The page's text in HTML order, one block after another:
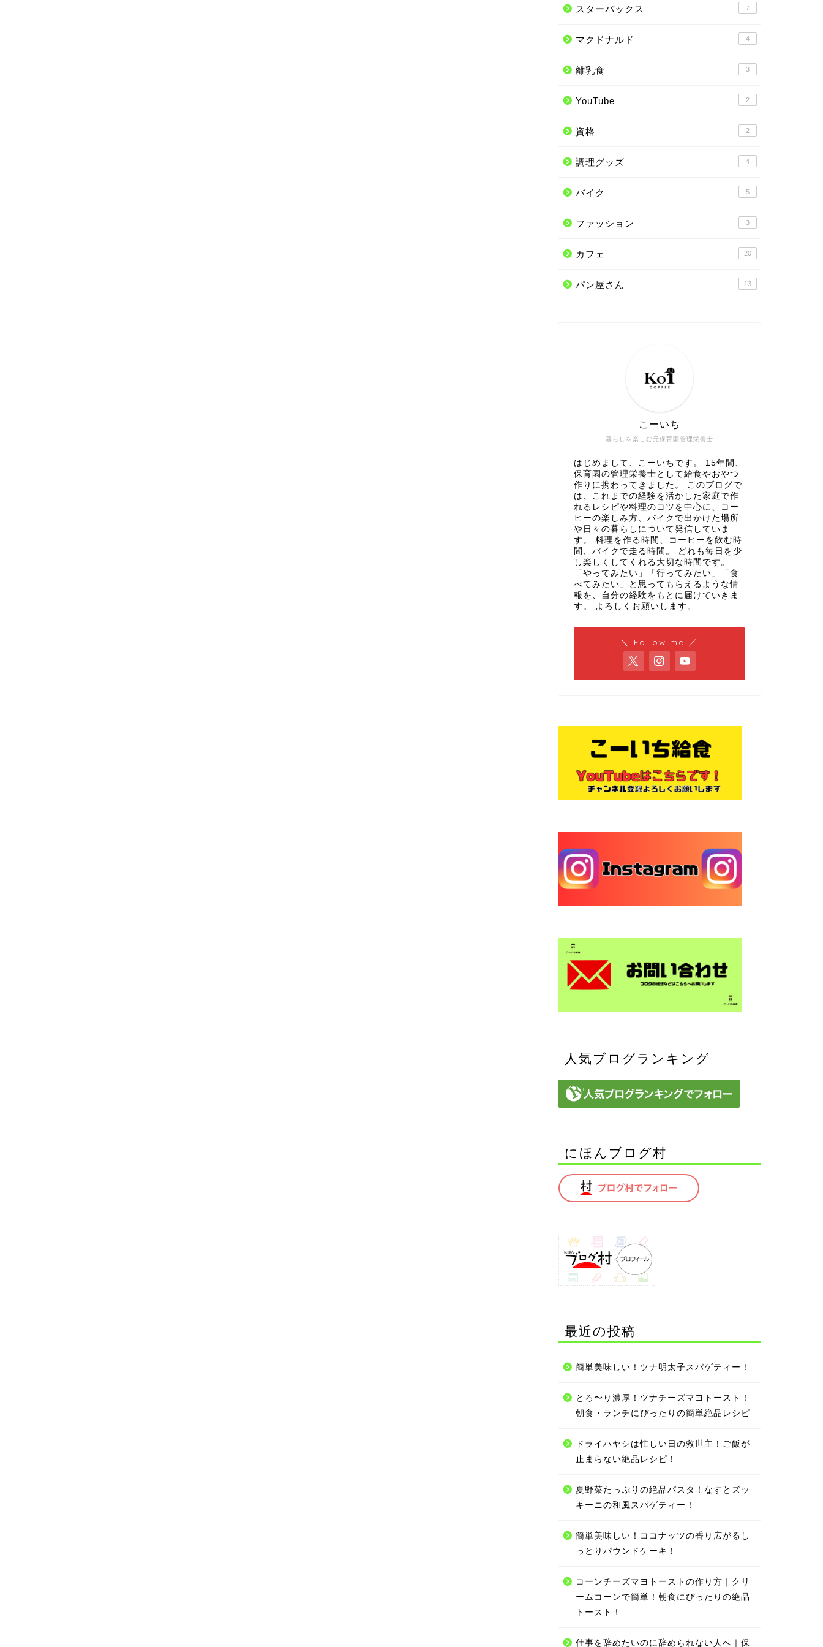
スターバックス 7
マクドナルド 4
離乳食 3
YouTube 2
資格 2
調理グッズ 4
バイク 5
ファッション 3
カフェ 20
パン屋さん 13
暮らしを楽しむ元保育園管理栄養士
こーいち
はじめまして、こーいちです。 15年間、
保育園の管理栄養士として給食やおやつ
作りに携わってきました。 このブログで
は、これまでの経験を活かした家庭で作
れるレシピや料理のコツを中心に、コー
ヒーの楽しみ方、バイクで出かけた場所
や日々の暮らしについて発信していま
す。 料理を作る時間、コーヒーを飲む時
間、バイクで走る時間。 どれも毎日を少
し楽しくしてくれる大切な時間です。
「やってみたい」「行ってみたい」「食
べてみたい」と思ってもらえるような情
報を、自分の経験をもとに届けていきま
す。 よろしくお願いします。
＼ Follow me ／
人気ブログランキング
にほんブログ村
最近の投稿
簡単美味しい！ツナ明太子スパゲティー！
とろ〜り濃厚！ツナチーズマヨトースト！
朝食・ランチにぴったりの簡単絶品レシピ
ドライハヤシは忙しい日の救世主！ご飯が
止まらない絶品レシピ！
夏野菜たっぷりの絶品パスタ！なすとズッ
キーニの和風スパゲティー！
簡単美味しい！ココナッツの香り広がるし
っとりパウンドケーキ！
コーンチーズマヨトーストの作り方｜クリ
ームコーンで簡単！朝食にぴったりの絶品
トースト！
仕事を辞めたいのに辞められない人へ｜保